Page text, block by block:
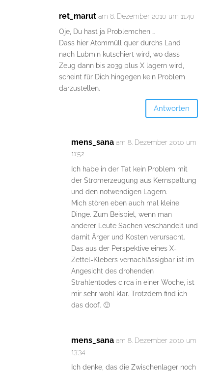
ret_marut am 8. Dezember 2010 um 11:40
Oje, Du hast ja Problemchen …
Dass hier Atommüll quer durchs Land
nach Lubmin kutschiert wird, wo dass
Zeug dann bis 2039 plus X lagern wird,
scheint für Dich hingegen kein Problem
darzustellen.
Antworten
mens_sana am 8. Dezember 2010 um
11:52
Ich habe in der Tat kein Problem mit
der Stromerzeugung aus Kernspaltung
und den notwendigen Lagern.
Mich stören eben auch mal kleine
Dinge. Zum Beispiel, wenn man
anderer Leute Sachen veschandelt und
damit Ärger und Kosten verursacht.
Das aus der Perspektive eines X-
Zettel-Klebers vernachlässigbar ist im
Angesicht des drohenden
Strahlentodes circa in einer Woche, ist
mir sehr wohl klar. Trotzdem find ich
das doof. 🙂
mens_sana am 8. Dezember 2010 um
13:34
Ich denke, das die Zwischenlager noch